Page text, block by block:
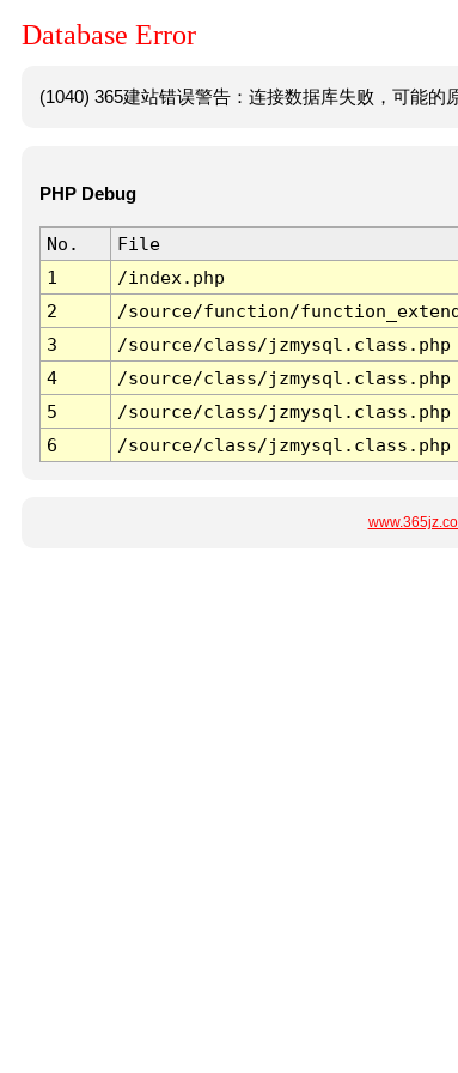
Database Error
(1040) 365建站错误警告：连接数据库失败，可能的
PHP Debug
No. File
1
/index.php
2
/source/function/
3
/source/class/jzmysql.class.php
4
/source/class/jzmysql.class.php
5
/source/class/jzmysql.class.php
6
/source/class/jzmysql.class.php